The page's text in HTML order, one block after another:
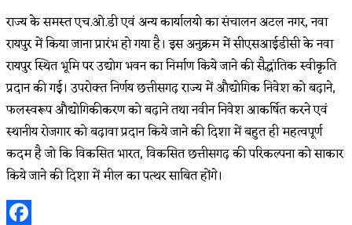
राज्य के समस्त एच.ओ.डी एवं अन्य कार्यालयो का संचालन अटल नगर, नवा
रायपुर में किया जाना प्रारंभ हो गया है। इस अनुक्रम में सीएसआईडीसी के नवा
रायपुर स्थित भूमि पर उद्योग भवन का निर्माण किये जाने की सैद्धांतिक स्वीकृति
प्रदान की गई। उपरोक्त निर्णय छत्तीसगढ़ राज्य में औद्योगिक निवेश को बढ़ाने,
फलस्वरूप औद्योगिकीकरण को बढ़ाने तथा नवीन निवेश आकर्षित करने एवं
स्थानीय रोजगार को बढ़ावा प्रदान किये जाने की दिशा में बहुत ही महत्वपूर्ण
कदम है जो कि विकसित भारत, विकसित छत्तीसगढ़ की परिकल्पना को साकार
किये जाने की दिशा में मील का पत्थर साबित होंगे।